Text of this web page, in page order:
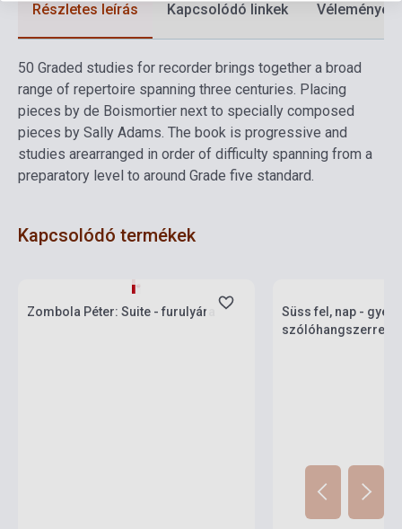
Részletes leírás Kapcsolódó linkek Vélemények
50 Graded studies for recorder brings together a broad
range of repertoire spanning three centuries. Placing
pieces by de Boismortier next to specially composed
pieces by Sally Adams. The book is progressive and
studies arearranged in order of difficulty spanning from a
preparatory level to around Grade five standard.
Kapcsolódó termékek
Zombola Péter: Suite - furulyára
Süss fel, nap -
szólóhangszerre